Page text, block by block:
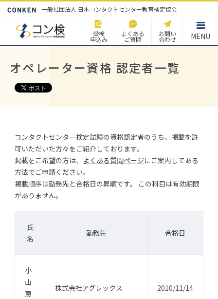
一般社団法人 日本コンタクトセンター教育検定協会
受検
申込み
よくある
ご質問
お問い
合わせ MENU
オペレーター資格 認定者一覧
コンタクトセンター検定試験の資格認定者のうち、掲載を許
可いただいた方々をご紹介しております。
掲載をご希望の方は、 よくある質問ページにご案内してある
方法でご申請ください。
掲載順序は勤務先と合格日の昇順です。 この科目は有効期限
がありません。
氏
名
勤務先 合格日
小
山
恵
株式会社アグレックス 2010/11/14